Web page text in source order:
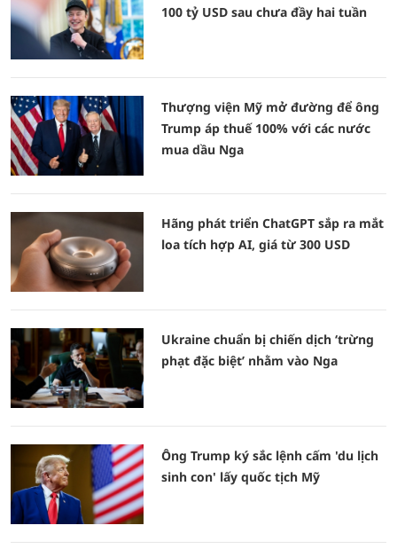
100 tỷ USD sau chưa đầy hai tuần
Thượng viện Mỹ mở đường để ông
Trump áp thuế 100% với các nước
mua dầu Nga
Hãng phát triển ChatGPT sắp ra mắt
loa tích hợp AI, giá từ 300 USD
Ukraine chuẩn bị chiến dịch ‘trừng
phạt đặc biệt’ nhằm vào Nga
Ông Trump ký sắc lệnh cấm 'du lịch
sinh con' lấy quốc tịch Mỹ